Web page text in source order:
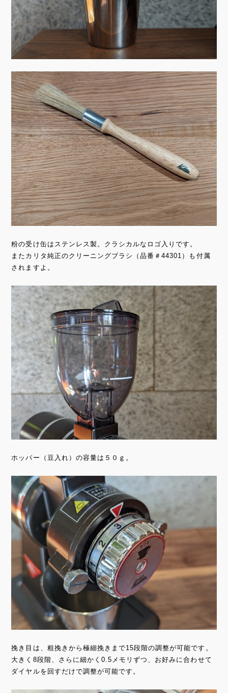
粉の受け缶はステンレス製。クラシカルなロゴ入りです。
またカリタ純正のクリーニングブラシ（品番＃44301）も付属
されますよ。
ホッパー（豆入れ）の容量は５０ｇ。
挽き目は、粗挽きから極細挽きまで15段階の調整が可能です。
大きく8段階、さらに細かく0.5メモリずつ、お好みに合わせて
ダイヤルを回すだけで調整が可能です。